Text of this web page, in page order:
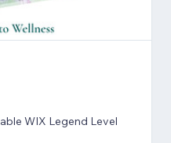
WIX Legend Level